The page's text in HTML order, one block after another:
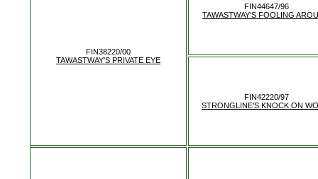
FIN38220/00
TAWASTWAY'S PRIVATE EYE
FIN44647/96
TAWASTWAY'S FOOLING
FIN42220/97
STRONGLINE'S KNOCK ON